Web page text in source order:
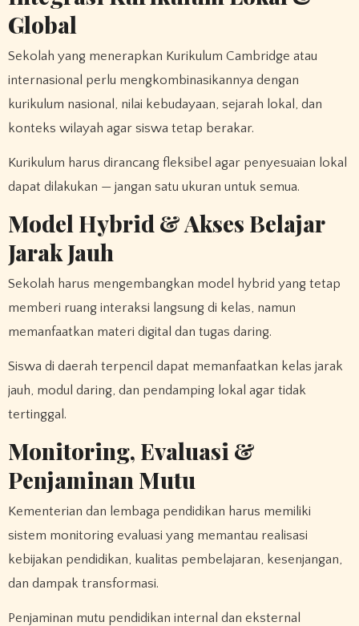
Global
Sekolah yang menerapkan Kurikulum Cambridge atau
internasional perlu mengkombinasikannya dengan
kurikulum nasional, nilai kebudayaan, sejarah lokal, dan
konteks wilayah agar siswa tetap berakar.
Kurikulum harus dirancang fleksibel agar penyesuaian lokal
dapat dilakukan — jangan satu ukuran untuk semua.
Model Hybrid & Akses Belajar
Jarak Jauh
Sekolah harus mengembangkan model hybrid yang tetap
memberi ruang interaksi langsung di kelas, namun
memanfaatkan materi digital dan tugas daring.
Siswa di daerah terpencil dapat memanfaatkan kelas jarak
jauh, modul daring, dan pendamping lokal agar tidak
tertinggal.
Monitoring, Evaluasi &
Penjaminan Mutu
Kementerian dan lembaga pendidikan harus memiliki
sistem monitoring evaluasi yang memantau realisasi
kebijakan pendidikan, kualitas pembelajaran, kesenjangan,
dan dampak transformasi.
Penjaminan mutu pendidikan internal dan eksternal